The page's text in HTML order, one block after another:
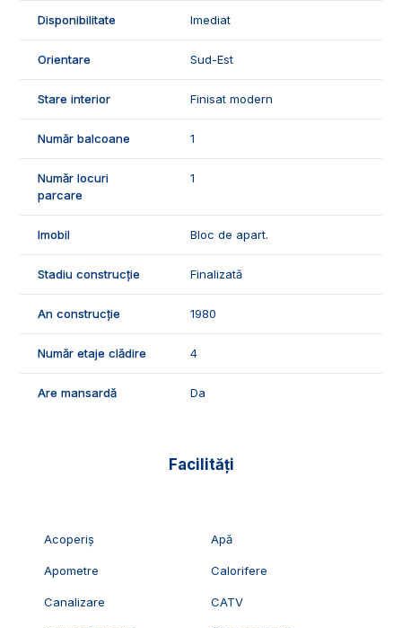
- obiecte sanitare.
🤝Recomandam aceasta proprietate familiilor care doresc o
locuinta spatioasa si renovata la etaj intermediar, in Cetate in
apropiere de scoli, gradinite, magazine, farmacii.
📞Pentru detalii suplimentare sau pentru programarea unei
Exclusiv Imobiliare Alba!
ID Exclusiv - 2223851
Disponibilitate Imediat
Orientare Sud-Est
Stare interior Finisat modern
Număr balcoane 1
Număr locuri
parcare
1
Imobil Bloc de apart.
Stadiu construcție Finalizată
An construcție 1980
Număr etaje clădire 4
Are mansardă Da
Facilități
Acoperiș Apă
Apometre Calorifere
Canalizare CATV